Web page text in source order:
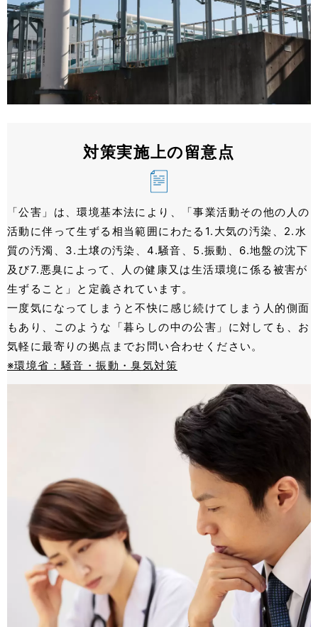
対策実施上の留意点
「公害」は、環境基本法により、「事業活動その他の⼈の
活動に伴って⽣ずる相当範囲にわたる1.⼤気の汚染、2.⽔
質の汚濁、3.⼟壌の汚染、4.騒⾳、5.振動、6.地盤の沈下
及び7.悪臭によって、⼈の健康⼜は⽣活環境に係る被害が
⽣ずること」と定義されています。
⼀度気になってしまうと不快に感じ続けてしまう⼈的側⾯
もあり、このような「暮らしの中の公害」に対しても、お
気軽に最寄りの拠点までお問い合わせください。
※環境省：騒⾳・振動・臭気対策